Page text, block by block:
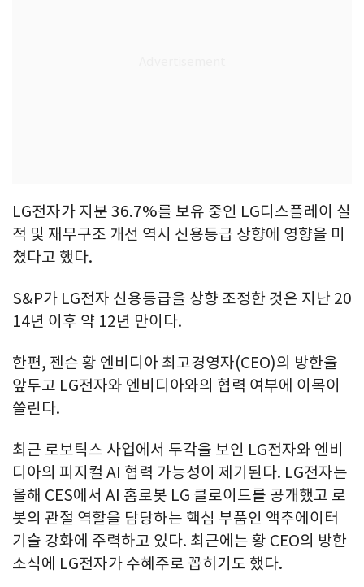
LG전자가 지분 36.7%를 보유 중인 LG디스플레이 실
적 및 재무구조 개선 역시 신용등급 상향에 영향을 미
쳤다고 했다.
S&P가 LG전자 신용등급을 상향 조정한 것은 지난 20
14년 이후 약 12년 만이다.
한편, 젠슨 황 엔비디아 최고경영자(CEO)의 방한을
앞두고 LG전자와 엔비디아와의 협력 여부에 이목이
쏠린다.
최근 로보틱스 사업에서 두각을 보인 LG전자와 엔비
디아의 피지컬 AI 협력 가능성이 제기된다. LG전자는
올해 CES에서 AI 홈로봇 LG 클로이드를 공개했고 로
봇의 관절 역할을 담당하는 핵심 부품인 액추에이터
기술 강화에 주력하고 있다. 최근에는 황 CEO의 방한
소식에 LG전자가 수혜주로 꼽히기도 했다.